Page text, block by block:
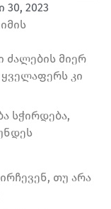
30, 2023
ძალების მიერ
ყველაფერს კი
სჭირდება,
თუ არა